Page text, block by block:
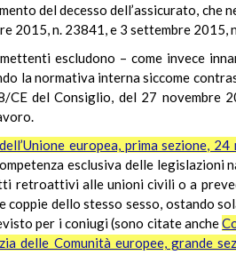
del decesso dell’assicurato,
2015, n. 23841, e 3 settembre 2015,
escludono – come invece
la normativa interna siccome
del Consiglio, del 27 novembre
europea, prima sezione,
esclusiva delle legislazioni
retroattivi alle unioni civili o a
dello stesso sesso, ostando
per i coniugi (sono citate anche
delle Comunità europee, grande